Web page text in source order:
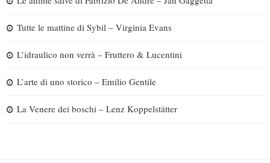
Tutte le mattine di Sybil – Virginia Evans
L’idraulico non verrà – Fruttero & Lucentini
L’arte di uno storico – Emilio Gentile
La Venere dei boschi – Lenz Koppelstätter